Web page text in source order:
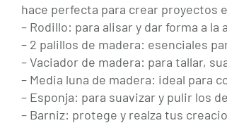
hace perfecta para crear proyectos
– Rodillo: para alisar y dar forma a
– 2 palillos de madera: esenciales
– Vaciador de madera: para tallar,
– Media luna de madera: ideal para
– Esponja: para suavizar y pulir los
– Barniz: protege y realza tus